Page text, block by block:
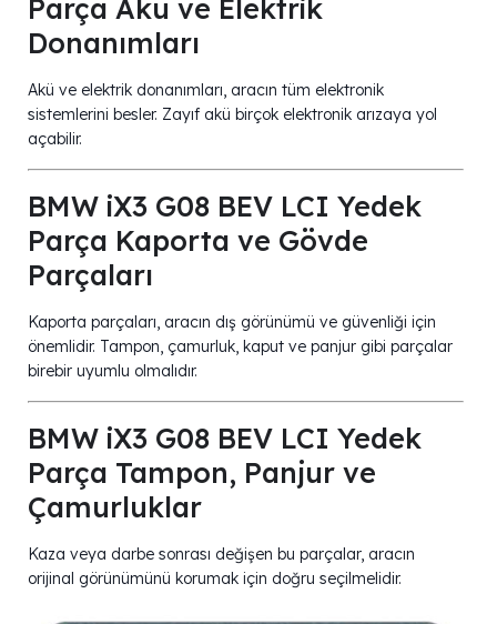
Parça Akü ve Elektrik
Donanımları
Akü ve elektrik donanımları, aracın tüm elektronik
sistemlerini besler. Zayıf akü birçok elektronik arızaya yol
açabilir.
BMW iX3 G08 BEV LCI Yedek
Parça Kaporta ve Gövde
Parçaları
Kaporta parçaları, aracın dış görünümü ve güvenliği için
önemlidir. Tampon, çamurluk, kaput ve panjur gibi parçalar
birebir uyumlu olmalıdır.
BMW iX3 G08 BEV LCI Yedek
Parça Tampon, Panjur ve
Çamurluklar
Kaza veya darbe sonrası değişen bu parçalar, aracın
orijinal görünümünü korumak için doğru seçilmelidir.